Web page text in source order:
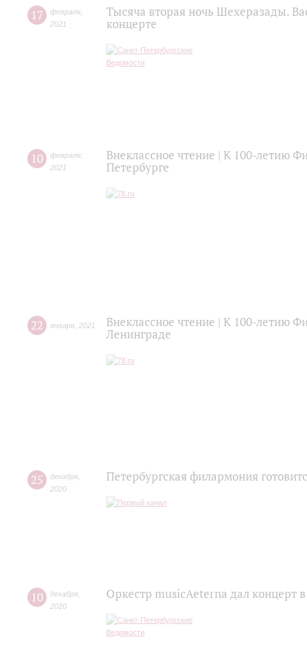
17 февраля
2021
Тысяча вторая ночь Шехеразады.
концерте
10 февраля
2021
Внеклассное чтение | К 100-летию
Петербурге
22 января 2021
Внеклассное чтение | К 100-летию
Ленинграде
25 декабря
2020
Петербургская филармония
10 декабря
2020
Оркестр musicAeterna дал концерт